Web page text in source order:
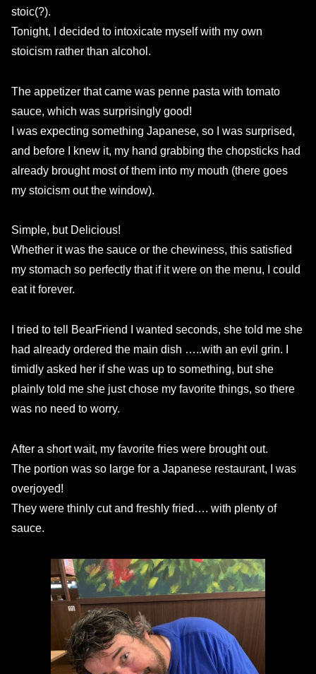
stoic(?).
Tonight, I decided to intoxicate myself with my own
stoicism rather than alcohol.
The appetizer that came was penne pasta with tomato
sauce, which was surprisingly good!
I was expecting something Japanese, so I was surprised,
and before I knew it, my hand grabbing the chopsticks had
already brought most of them into my mouth (there goes
my stoicism out the window).
Simple, but Delicious!
Whether it was the sauce or the chewiness, this satisfied
my stomach so perfectly that if it were on the menu, I could
eat it forever.
I tried to tell BearFriend I wanted seconds, she told me she
had already ordered the main dish …..with an evil grin.
timidly asked her if she was up to something, but she
plainly told me she just chose my favorite things, so there
was no need to worry.
After a short wait, my favorite fries were brought out.
The portion was so large for a Japanese restaurant, I was
overjoyed!
They were thinly cut and freshly fried…. with plenty of
sauce.